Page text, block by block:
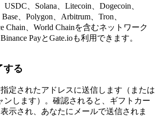
USDC、Solana、Litecoin、Dogecoin、
、Polygon、Arbitrum、Tron、
Chain、World Chainを含むネットワーク
PayとGate.ioも利用できます。
する
定されたアドレスに送信します（または
ンします）。確認されると、ギフトカー
示され、あなたにメールで送信されま